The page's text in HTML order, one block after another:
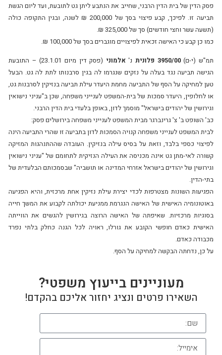
פסק הדין של בית הדין הרבני, שחייב את הנתבע ליתן גט לתובעת, ועד ליום הגשת
תביעה זו. לפיכך, קבע פיצוי בסך של 200,000 ₪ לשנה, ובגין התקופה כולה
(תשעה עשר וחצי חודשים) סך של 325,000 ₪.
כמו כן קבע כי האישה זכאית לפיצויים מוגברים בסך של 100,000 ₪.
תמ"ש (י-ם)3950/00 פלונית נ' אלמוני
(פסק דין מיום 23.1.01) – התובעת
הגישה תביעה נגד בעלה על נזקים שנגרמו לה בגין סרבנותו לתת לה גט. הבעל
טען למחיקה על הסף של התביעה מחמת היעדר עילת תביעה בנזיקין לסרבנות גט,
או לחלופין, היעדר סמכות של בית-המשפט לענייני משפחה, שכן ב"עניני נישואין
וגירושין של יהודים בישראל" מוסמך לדון, באופן בלעדי בית הדין הרבני.
כב' השופט ב' צ' גרינברגר מבית המשפט לענייני משפחה בירושלים פסק:
לבית המשפט לענייני משפחה קנויה הסמכות לדון בתביעה זו שהרי התביעה הינה
לפיצוי כספי בלבד, וזאת על בסיס עילה בנזיקין. העובדה שההתנהגות המזיקה
קשורה לאי-מתן גט אינה מכניסה את העילה הנזיקית לתחומם של "עניני נישואין
וגירושין של יהודים בישראל אזרחי המדינה או תושביה" שבסמכותם הבלעדית של
בתי-הדין.
הפגיעות השונות מצטרפות לכדי יצירת עילת נזיקין אחת מרכזית, והיא הפגיעה
באוטונומיה האישית של האישה הנגרמת ממניעת יכולתה לקבוע את המשך חייה
בסוגיות מרכזיות. שאיפתה של האישה הרוצה בגירושין להגשים את הווייתה
האישית כאדם חופשי הקובע את גורלו, ראויה לכל הגנה כחלק בלתי נפרד
מכבודה כאדם.
על כן, נדחתה הבקשה למחיקה על הסף.
מעוניינים בייעוץ משפטי?
השאירו פרטים ונציג יחזור אליכם בהקדם!